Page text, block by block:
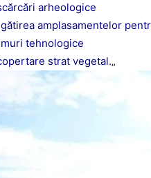
arheologice
amplasamentelor
tehnologice
strat vegetal.„